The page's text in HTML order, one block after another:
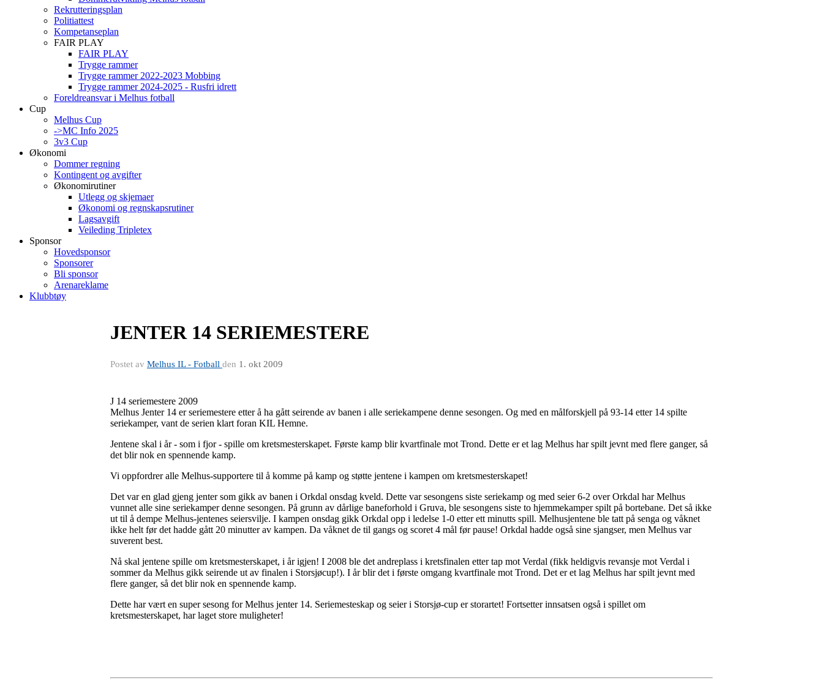
Rekrutteringsplan
Politiattest
Kompetanseplan
FAIR PLAY
FAIR PLAY
Trygge rammer
Trygge rammer 2022-2023 Mobbing
Trygge rammer 2024-2025 - Rusfri idrett
Foreldreansvar i Melhus fotball
Cup
Melhus Cup
->MC Info 2025
3v3 Cup
Økonomi
Dommer regning
Kontingent og avgifter
Økonomirutiner
Utlegg og skjemaer
Økonomi og regnskapsrutiner
Lagsavgift
Veileding Tripletex
Sponsor
Hovedsponsor
Sponsorer
Bli sponsor
Arenareklame
Klubbtøy
JENTER 14 SERIEMESTERE
Postet av Melhus IL - Fotball den 1. okt 2009
J 14 seriemestere 2009
Melhus Jenter 14 er seriemestere etter å ha gått seirende av banen i alle seriekampene denne sesongen. Og med en målforskjell på 93-14 etter 14 spilte
seriekamper, vant de serien klart foran KIL Hemne.
Jentene skal i år - som i fjor - spille om kretsmesterskapet. Første kamp blir kvartfinale mot Trond. Dette er et lag Melhus har spilt jevnt med flere ganger, så
det blir nok en spennende kamp.
Vi oppfordrer alle Melhus-supportere til å komme på kamp og støtte jentene i kampen om kretsmesterskapet!
Det var en glad gjeng jenter som gikk av banen i Orkdal onsdag kveld. Dette var sesongens siste seriekamp og med seier 6-2 over Orkdal har Melhus
vunnet alle sine seriekamper denne sesongen. På grunn av dårlige baneforhold i Gruva, ble sesongens siste to hjemmekamper spilt på bortebane. Det så ikke
ut til å dempe Melhus-jentenes seiersvilje. I kampen onsdag gikk Orkdal opp i ledelse 1-0 etter ett minutts spill. Melhusjentene ble tatt på senga og våknet
ikke helt før det hadde gått 20 minutter av kampen. Da våknet de til gangs og scoret 4 mål før pause! Orkdal hadde også sine sjangser, men Melhus var
suverent best.
Nå skal jentene spille om kretsmesterskapet, i år igjen! I 2008 ble det andreplass i kretsfinalen etter tap mot Verdal (fikk heldigvis revansje mot Verdal i
sommer da Melhus gikk seirende ut av finalen i Storsjøcup!). I år blir det i første omgang kvartfinale mot Trond. Det er et lag Melhus har spilt jevnt med
flere ganger, så det blir nok en spennende kamp.
Dette har vært en super sesong for Melhus jenter 14. Seriemesteskap og seier i Storsjø-cup er storartet! Fortsetter innsatsen også i spillet om
kretsmesterskapet, har laget store muligheter!